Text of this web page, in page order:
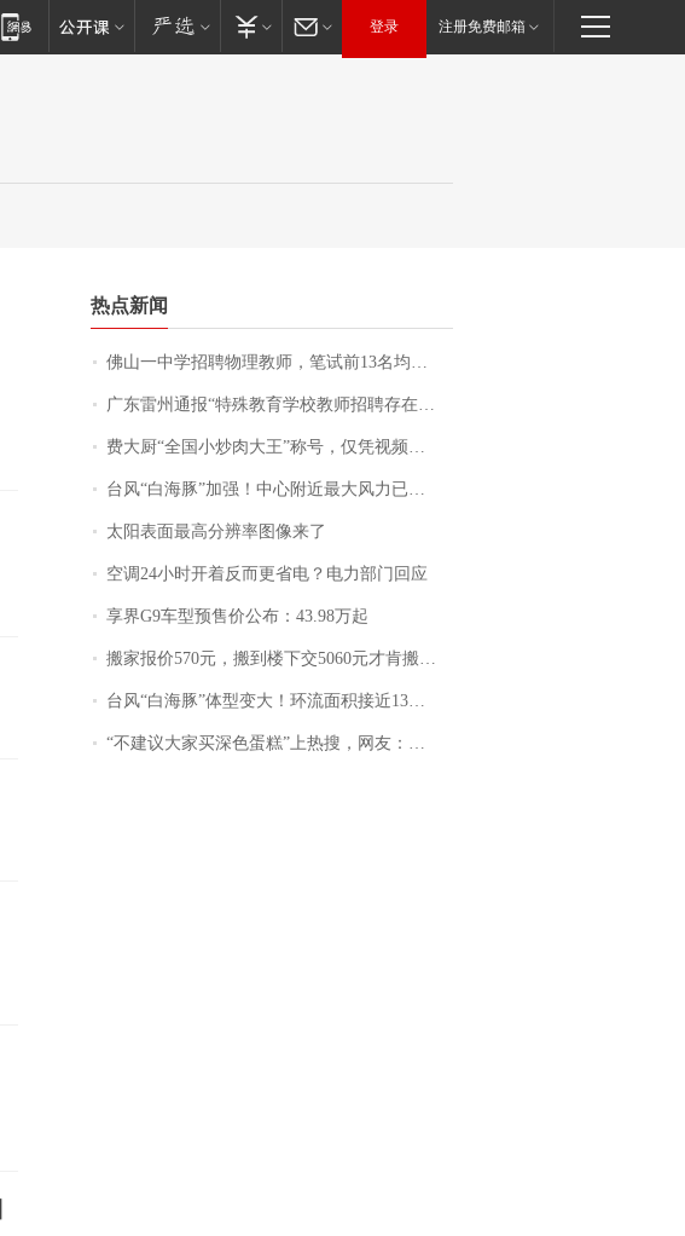
登录 注册免费邮箱
热点新闻
佛山一中学招聘物理教师，笔试前13名均遭淘汰？教育局：已叫停招聘，成立调查组全面核查
广东雷州通报“特殊教育学校教师招聘存在违规行为”：已启动问责程序 副校长被停职
费大厨“全国小炒肉大王”称号，仅凭视频评出？中国烹饪协会回应
台风“白海豚”加强！中心附近最大风力已达15级 最新研判
太阳表面最高分辨率图像来了
空调24小时开着反而更省电？电力部门回应
享界G9车型预售价公布：43.98万起
搬家报价570元，搬到楼下交5060元才肯搬上楼！女子傻眼了……
台风“白海豚”体型变大！环流面积接近13个浙江那么大
“不建议大家买深色蛋糕”上热搜，网友：天塌了！